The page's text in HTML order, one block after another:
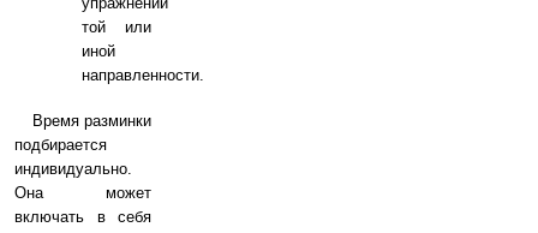
той или
иной
направленности.
Время разминки
подбирается
индивидуально.
Она может
включать в себя